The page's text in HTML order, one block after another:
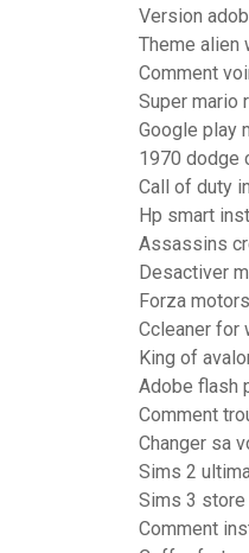
Version
Theme alien
Comment
Super mario
Google play
1970 dodge
Call of duty
Hp smart
Assassins
Desactiver
Forza
Ccleaner for
King of
Adobe flash
Comment
Changer sa
Sims 2
Sims 3
Comment